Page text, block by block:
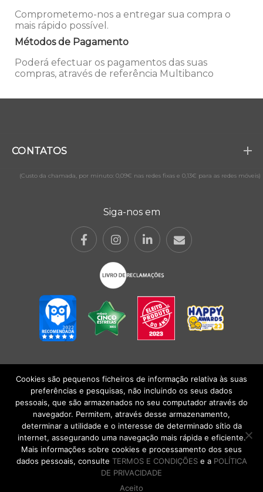
Comprometemo-nos a entregar sua compra o
mais rápido possível.
Métodos de Pagamento
Poderá efectuar os pagamentos das suas
compras, através de referência Multibanco
CONTATOS
(Custo da chamada, por minuto: 0,09€ nas redes fixas e 0,13€ para as redes móveis)
Siga-nos em
POLÍTICA DE PRIVACIDADE|TERMOS E CONDIÇÕESlCONDIÇÕES
GERAIS DE VENDA| Alberto Oculista, SA 2026. Todos os direitos reservados.
Cookies são pequenos ficheiros de informação relativa às suas
preferências e pesquisas, não incluindo os seus dados
pessoais, que são armazenados no seu computador através do
navegador. Permitem, através desse armazenamento,
determinar a utilidade e o interesse de determinado sítio da
internet, assegurando uma navegação mais rápida e eficiente.
Mais informações sobre cookies e processamento dos seus
dados pessoais, consulte TERMOS E CONDIÇÕESe a POLÍTICA
DE PRIVACIDADE
Aceito